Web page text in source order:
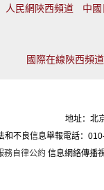
人民網陝西頻道
中
國際在線陝西頻
地址：北
和不良信息舉報電話：
務自律公約 信息網絡傳播